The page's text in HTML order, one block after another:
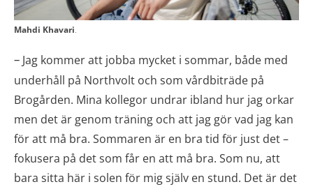
Mahdi Khavari.
– Jag kommer att jobba mycket i sommar, både med
underhåll på Northvolt och som vårdbiträde på
Brogården. Mina kollegor undrar ibland hur jag orkar
men det är genom träning och att jag gör vad jag kan
för att må bra. Sommaren är en bra tid för just det –
fokusera på det som får en att må bra. Som nu, att
bara sitta här i solen för mig själv en stund. Det är det